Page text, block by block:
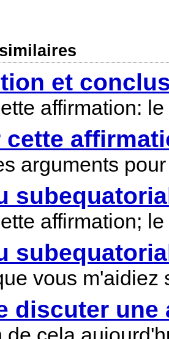
et
affirmation:
cette
arguments
affirmation;
vous m'aidiez
discuter